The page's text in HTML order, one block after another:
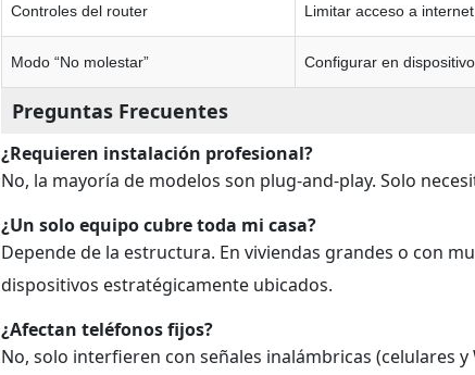
Controles del router Limitar acceso a
Modo “No molestar” Configurar en
Preguntas Frecuentes
¿Requieren instalación profesional?
No, la mayoría de modelos son plug-and-play. Solo
¿Un solo equipo cubre toda mi casa?
Depende de la estructura. En viviendas grandes o con
dispositivos estratégicamente ubicados.
¿Afectan teléfonos fijos?
No, solo interfieren con señales inalámbricas (celulares y